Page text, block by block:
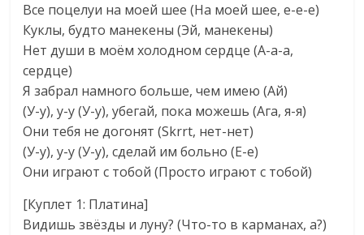
Все поцелуи на моей шее (На моей шее, е-е-е)
Куклы, будто манекены (Эй, манекены)
Нет души в моём холодном сердце (А-а-а,
сердце)
Я забрал намного больше, чем имею (Ай)
(У-у), у-у (У-у), убегай, пока можешь (Ага, я-я)
Они тебя не догонят (Skrrt, нет-нет)
(У-у), у-у (У-у), сделай им больно (Е-е)
Они играют с тобой (Просто играют с тобой)
[Куплет 1: Платина]
Видишь звёзды и луну? (Что-то в карманах, а?)